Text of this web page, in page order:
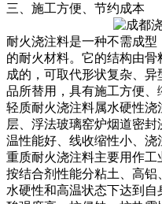
三、施工方便、节约成本
耐火浇注料是一种不需成
的耐火材料。它的结构由
成的，可取代形状复杂、
品所替用，具有施工方便、
轻质耐火浇注料属水硬性
层、浮法玻璃窑炉烟道密
温性能好、线收缩性小、浇
重质耐火浇注料主要用作工
按结合剂性能分粘土、高
水硬性和高温状态下达到